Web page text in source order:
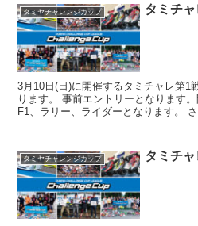
タミヤチャレンジカップ タミチ
3月10日(日)に開催するタミチャレ第1
ります。 事前エントリーとなります
F1、ラリー、ライダーとなります。
タミヤチャレンジカップ タミチ